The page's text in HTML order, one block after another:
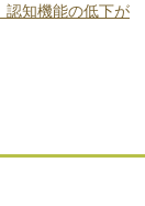
知機能の低下が